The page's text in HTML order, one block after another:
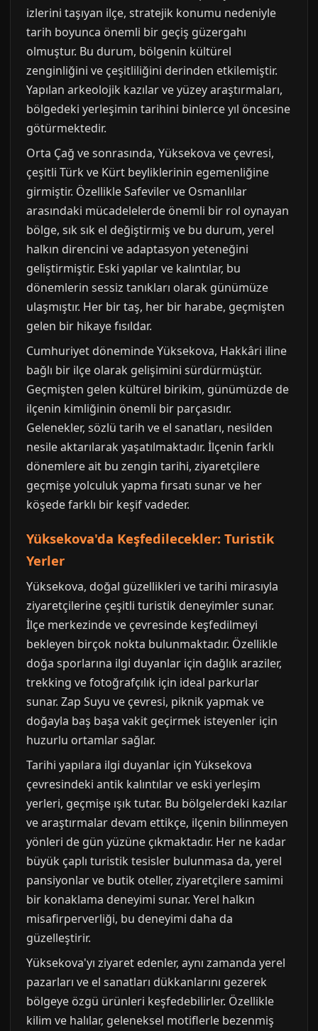
izlerini taşıyan ilçe, stratejik konumu nedeniyle
tarih boyunca önemli bir geçiş güzergahı
olmuştur. Bu durum, bölgenin kültürel
zenginliğini ve çeşitliliğini derinden etkilemiştir.
Yapılan arkeolojik kazılar ve yüzey araştırmaları,
bölgedeki yerleşimin tarihini binlerce yıl öncesine
götürmektedir.
Orta Çağ ve sonrasında, Yüksekova ve çevresi,
çeşitli Türk ve Kürt beyliklerinin egemenliğine
girmiştir. Özellikle Safeviler ve Osmanlılar
arasındaki mücadelelerde önemli bir rol oynayan
bölge, sık sık el değiştirmiş ve bu durum, yerel
halkın direncini ve adaptasyon yeteneğini
geliştirmiştir. Eski yapılar ve kalıntılar, bu
dönemlerin sessiz tanıkları olarak günümüze
ulaşmıştır. Her bir taş, her bir harabe, geçmişten
gelen bir hikaye fısıldar.
Cumhuriyet döneminde Yüksekova, Hakkâri iline
bağlı bir ilçe olarak gelişimini sürdürmüştür.
Geçmişten gelen kültürel birikim, günümüzde de
ilçenin kimliğinin önemli bir parçasıdır.
Gelenekler, sözlü tarih ve el sanatları, nesilden
nesile aktarılarak yaşatılmaktadır. İlçenin farklı
dönemlere ait bu zengin tarihi, ziyaretçilere
geçmişe yolculuk yapma fırsatı sunar ve her
köşede farklı bir keşif vadeder.
Yüksekova'da Keşfedilecekler: Turistik
Yerler
Yüksekova, doğal güzellikleri ve tarihi mirasıyla
ziyaretçilerine çeşitli turistik deneyimler sunar.
İlçe merkezinde ve çevresinde keşfedilmeyi
bekleyen birçok nokta bulunmaktadır. Özellikle
doğa sporlarına ilgi duyanlar için dağlık araziler,
trekking ve fotoğrafçılık için ideal parkurlar
sunar. Zap Suyu ve çevresi, piknik yapmak ve
doğayla baş başa vakit geçirmek isteyenler için
huzurlu ortamlar sağlar.
Tarihi yapılara ilgi duyanlar için Yüksekova
çevresindeki antik kalıntılar ve eski yerleşim
yerleri, geçmişe ışık tutar. Bu bölgelerdeki kazılar
ve araştırmalar devam ettikçe, ilçenin bilinmeyen
yönleri de gün yüzüne çıkmaktadır. Her ne kadar
büyük çaplı turistik tesisler bulunmasa da, yerel
pansiyonlar ve butik oteller, ziyaretçilere samimi
bir konaklama deneyimi sunar. Yerel halkın
misafirperverliği, bu deneyimi daha da
güzelleştirir.
Yüksekova'yı ziyaret edenler, aynı zamanda yerel
pazarları ve el sanatları dükkanlarını gezerek
bölgeye özgü ürünleri keşfedebilirler. Özellikle
kilim ve halılar, geleneksel motiflerle bezenmiş